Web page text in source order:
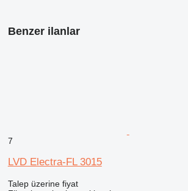
Benzer ilanlar
7
LVD Electra-FL 3015
Talep üzerine fiyat